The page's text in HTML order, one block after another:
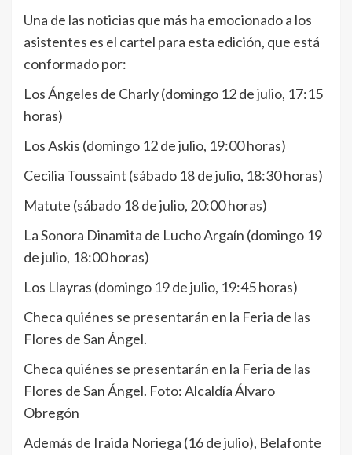
Una de las noticias que más ha emocionado a los
asistentes es el cartel para esta edición, que está
conformado por:
Los Ángeles de Charly (domingo 12 de julio, 17:15
horas)
Los Askis (domingo 12 de julio, 19:00 horas)
Cecilia Toussaint (sábado 18 de julio, 18:30 horas)
Matute (sábado 18 de julio, 20:00 horas)
La Sonora Dinamita de Lucho Argaín (domingo 19
de julio, 18:00 horas)
Los Llayras (domingo 19 de julio, 19:45 horas)
Checa quiénes se presentarán en la Feria de las
Flores de San Ángel.
Checa quiénes se presentarán en la Feria de las
Flores de San Ángel. Foto: Alcaldía Álvaro
Obregón
Además de Iraida Noriega (16 de julio), Belafonte